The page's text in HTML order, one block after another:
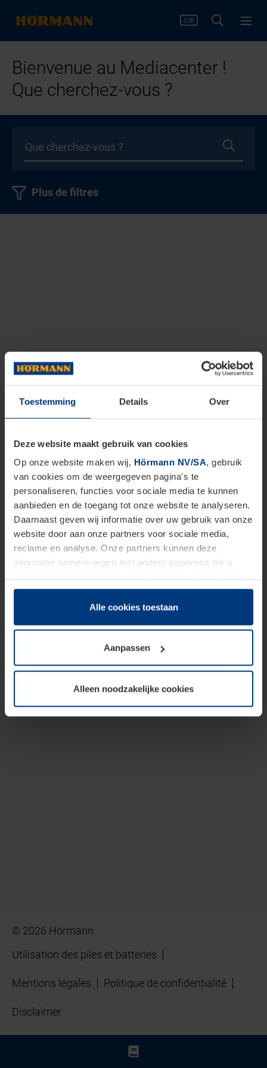
Toestemming Details Over
Deze website maakt gebruik van cookies
Op onze website maken wij, Hörmann NV/SA, gebruik
van cookies om de weergegeven pagina's te
personaliseren, functies voor sociale media te kunnen
aanbieden en de toegang tot onze website te analyseren.
Daarnaast geven wij informatie over uw gebruik van onze
website door aan onze partners voor sociale media,
reclame en analyse. Onze partners kunnen deze
informatie samenvoegen met andere gegevens die u
hun diensten hebben verzameld.
Juridisch hebben wij het recht om cookies op uw
van deze pagina's absoluut vereist is. Voor alle andere
soorten cookies is uw toestemming benodigd. Uw
toestemming kunt u op elk moment bij de uitleg van de
wijzigen of herroepen.
Alle cookies toestaan
Aanpassen
Alleen noodzakelijke cookies
Bienvenue au Mediacenter !
Que cherchez-vous ?
Plus de filtres
© 2026 Hörmann
Utilisation des piles et batteries
Mentions légales Politique de confidentialité
Disclaimer